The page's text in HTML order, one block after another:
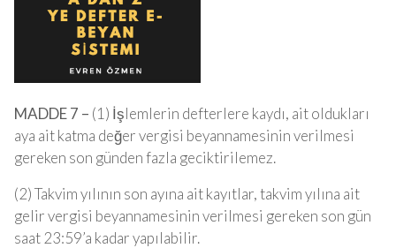
MADDE 7 – (1) İşlemlerin defterlere kaydı, ait oldukları
aya ait katma değer vergisi beyannamesinin verilmesi
gereken son günden fazla geciktirilemez.
(2) Takvim yılının son ayına ait kayıtlar, takvim yılına ait
gelir vergisi beyannamesinin verilmesi gereken son gün
saat 23:59’a kadar yapılabilir.